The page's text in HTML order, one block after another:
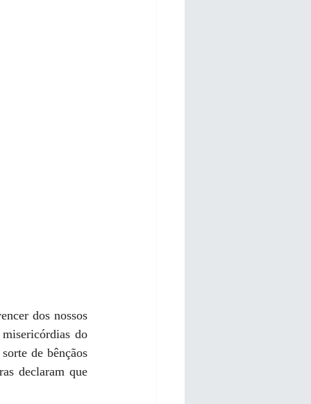
dos nossos
do
de bênçãos
declaram que